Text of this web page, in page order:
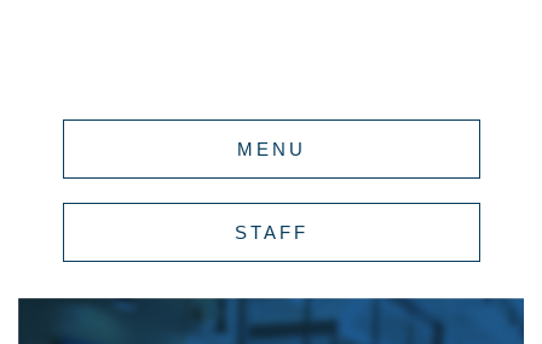
MENU
STAFF